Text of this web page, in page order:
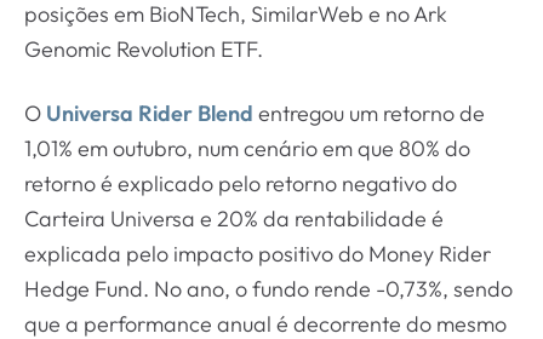
posições em BioNTech, SimilarWeb e no Ark
Genomic Revolution ETF.
O Universa Rider Blend entregou um retorno de
1,01% em outubro, num cenário em que 80% do
retorno é explicado pelo retorno negativo do
Carteira Universa e 20% da rentabilidade é
explicada pelo impacto positivo do Money Rider
Hedge Fund. No ano, o fundo rende -0,73%, sendo
que a performance anual é decorrente do mesmo